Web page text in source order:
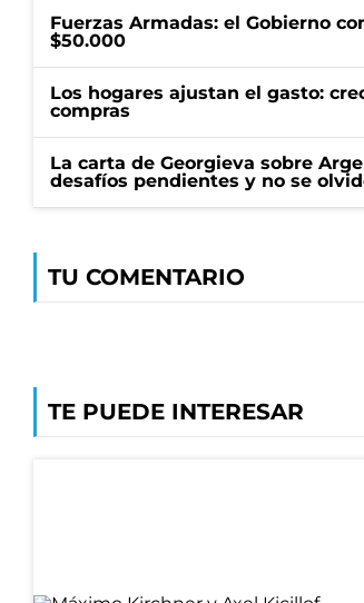
Fuerzas Armadas: el Gobierno
$50.000
Los hogares ajustan el gasto:
compras
La carta de Georgieva sobre
desafíos pendientes y no se
TU COMENTARIO
TE PUEDE INTERESAR